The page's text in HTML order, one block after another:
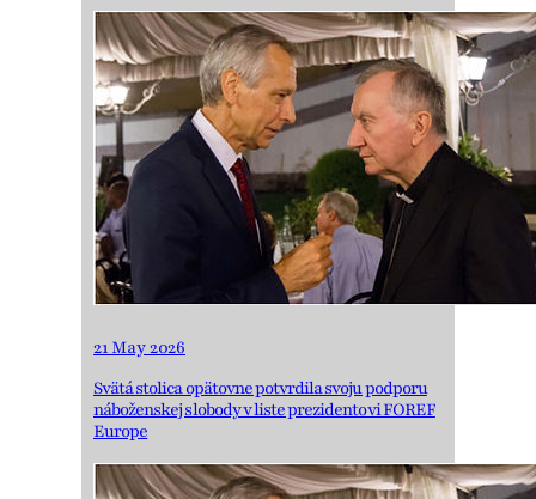
21 May 2026
Svätá stolica opätovne potvrdila svoju podporu
náboženskej slobody v liste prezidentovi FOREF
Europe